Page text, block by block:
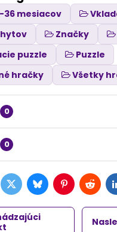
36 mesiacov
Značky
puzzle
Puzzle
hračky
Všetky
0
0
TwitterBlueskyPinterestReddit